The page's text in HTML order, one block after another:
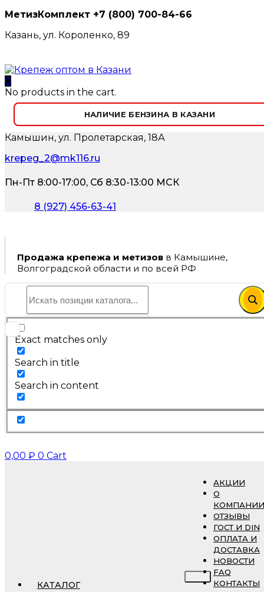
МетизКомплект +7 (800) 700-84-66
Казань, ул. Короленко, 89
0
No products in the cart.
НАЛИЧИЕ БЕНЗИНА В КАЗАНИ
Камышин, ул. Пролетарская, 18А
krepeg_2@mk116.ru
Пн-Пт 8:00-17:00, Сб 8:30-13:00 МСК
8 (927) 456-63-41
Продажа крепежа и метизов в Камышине,
Волгоградской области и по всей РФ
Exact matches only
Search in title
Search in content
0,00 ₽ 0 Cart
КАТАЛОГ
АКЦИИ
О
КОМПАНИИ
ОТЗЫВЫ
ГОСТ И DIN
ОПЛАТА И
ДОСТАВКА
НОВОСТИ
FAQ
КОНТАКТЫ